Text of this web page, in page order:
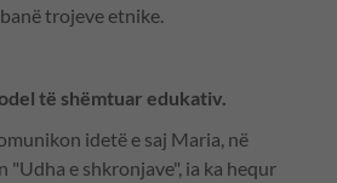
trojeve etnike.
të shëmtuar edukativ.
idetë e saj Maria, në
"Udha e shkronjave", ia ka hequr